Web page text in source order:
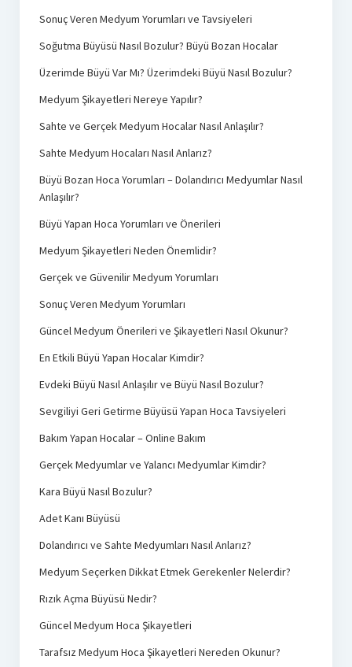
Sonuç Veren Medyum Yorumları ve Tavsiyeleri
Soğutma Büyüsü Nasıl Bozulur? Büyü Bozan Hocalar
Üzerimde Büyü Var Mı? Üzerimdeki Büyü Nasıl Bozulur?
Medyum Şikayetleri Nereye Yapılır?
Sahte ve Gerçek Medyum Hocalar Nasıl Anlaşılır?
Sahte Medyum Hocaları Nasıl Anlarız?
Büyü Bozan Hoca Yorumları – Dolandırıcı Medyumlar Nasıl
Anlaşılır?
Büyü Yapan Hoca Yorumları ve Önerileri
Medyum Şikayetleri Neden Önemlidir?
Gerçek ve Güvenilir Medyum Yorumları
Sonuç Veren Medyum Yorumları
Güncel Medyum Önerileri ve Şikayetleri Nasıl Okunur?
En Etkili Büyü Yapan Hocalar Kimdir?
Evdeki Büyü Nasıl Anlaşılır ve Büyü Nasıl Bozulur?
Sevgiliyi Geri Getirme Büyüsü Yapan Hoca Tavsiyeleri
Bakım Yapan Hocalar – Online Bakım
Gerçek Medyumlar ve Yalancı Medyumlar Kimdir?
Kara Büyü Nasıl Bozulur?
Adet Kanı Büyüsü
Dolandırıcı ve Sahte Medyumları Nasıl Anlarız?
Medyum Seçerken Dikkat Etmek Gerekenler Nelerdir?
Rızık Açma Büyüsü Nedir?
Güncel Medyum Hoca Şikayetleri
Tarafsız Medyum Hoca Şikayetleri Nereden Okunur?